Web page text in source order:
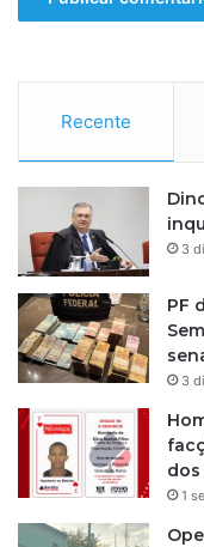
u
i
Recente
3
PF
3
1